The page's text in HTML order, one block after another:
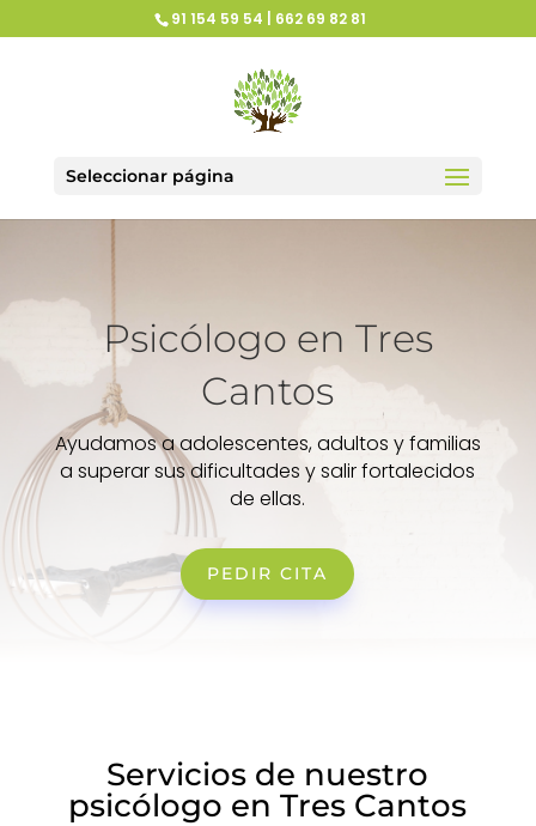
91 154 59 54 | 662 69 82 81
Seleccionar página
Psicólogo en Tres
Cantos
Ayudamos a adolescentes, adultos y familias
a superar sus dificultades y salir fortalecidos
de ellas.
PEDIR CITA
Servicios de nuestro
psicólogo en Tres Cantos